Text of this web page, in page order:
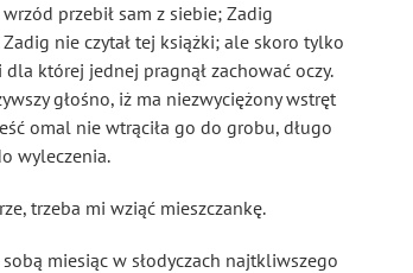
przebił sam z siebie; Zadig
nie czytał tej książki; ale skoro tylko
której jednej pragnął zachować oczy.
głośno, iż ma niezwyciężony wstręt
omal nie wtrąciła go do grobu, długo
wyleczenia.
trzeba mi wziąć mieszczankę.
miesiąc w słodyczach najtkliwszego